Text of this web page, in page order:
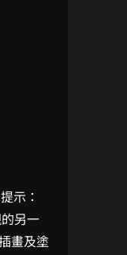
示：
另一
畫及塗